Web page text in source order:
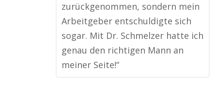
zurückgenommen, sondern mein
Arbeitgeber entschuldigte sich
sogar. Mit Dr. Schmelzer hatte ich
genau den richtigen Mann an
meiner Seite!“